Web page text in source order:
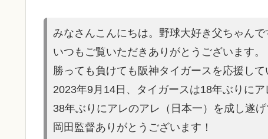
みなさんこんにちは。野球大好き父ちゃんで
いつもご覧いただきありがとうございます。
勝っても負けても阪神タイガースを応援して
2023年9月14日、タイガースは18年ぶりにア
38年ぶりにアレのアレ（日本一）を 成し遂
岡田監督ありがとうございます！